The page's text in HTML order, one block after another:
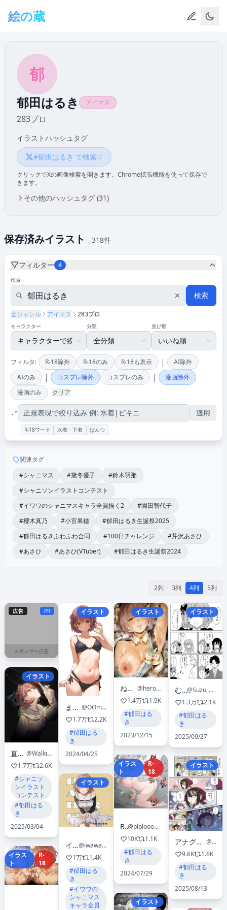
絵の蔵
郁
郁田はるき アイマス
283プロ
イラストハッシュタグ
#郁田はるき で検索
クリックでXの画像検索を開きます。Chrome拡張機能を使って保存で
きます。
その他のハッシュタグ (31)
保存済みイラスト 318件
フィルター 4
検索
検索
全ジャンル アイマス 283プロ
キャラクター 分類 並び順
フィルタ: R-18除外 R-18のみ R-18も表示 |
AI除外
AIのみ
| コスプレ除外 コスプレのみ |
漫画除外
漫画のみ
クリア
.* 適用
R-18ワード 水着・下着 ぱんつ
関連タグ
#シャニマス
#黛冬優子
#鈴木羽那
#シャニソンイラストコンテスト
#イワワのシャニマスキャラ全員描く2
#園田智代子
#櫻木真乃
#小宮果穂
#郁田はるき生誕祭2025
#郁田はるきふわふわ合同
#100日チャレンジ
#芹沢あさひ
#あさひ
#あさひ(VTuber) #郁田はるき生誕祭2024
2列 3列 4列 5列
広告 PR
スポンサー広告
イラスト
直立行走
@WalkingBoring
1.7万
2.6K
#シャニソ
ンイラスト
コンテスト
#郁田はる
き
2025/03/04
イラス
ト
R-
18
イラスト
まるまる🍑
@OOmaru0maruOO
1.7万
2.2K
#郁田はる
き
2024/04/25
イラスト
イワワ
@iwawa__iwawa
1万
1.4K
#郁田はる
き
#イワワの
シャニマス
キャラ全員
イラスト
ねいさん
@hero_neisan
1.4万
1.9K
#郁田はる
き
2023/12/15
イラス
ト
R-
18
BP
@plploooo66
10K
1.1K
#郁田はる
き
2024/07/29
イラスト
イラスト
むん
@Suzu_Mun
1.3万
2.1K
#郁田はる
き
2025/09/27
イラスト
アナグマ@SSF10【ク13】
@MK_201
9.6K
1.6K
#郁田はる
き
2025/08/13